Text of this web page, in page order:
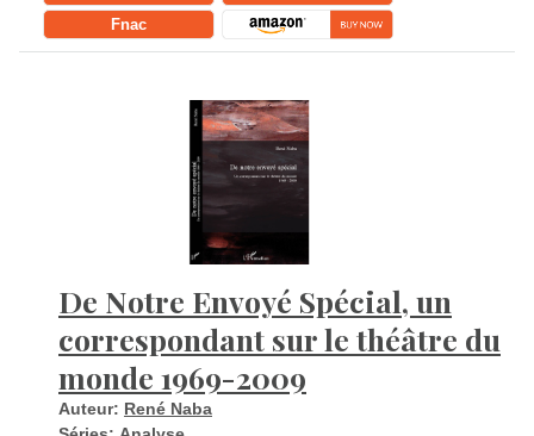
Fnac
De Notre Envoyé Spécial, un
correspondant sur le théâtre du
monde 1969-2009
Auteur: René Naba